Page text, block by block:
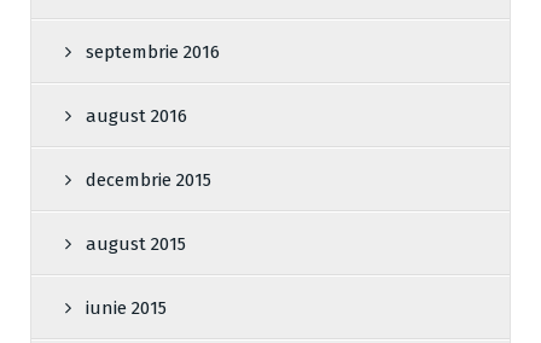
septembrie 2016
august 2016
decembrie 2015
august 2015
iunie 2015